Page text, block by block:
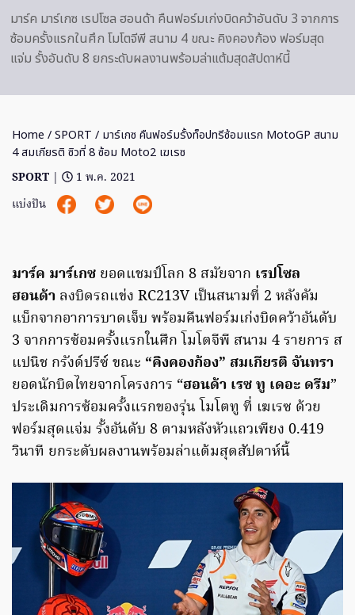
มาร์ค มาร์เกซ เรปโซล ฮอนด้า คืนฟอร์มเก่งบิดคว้าอันดับ 3 จากการ
ซ้อมครั้งแรกในศึก โมโตจีพี สนาม 4 ขณะ คิงคองก้อง ฟอร์มสุด
แจ่ม รั้งอันดับ 8 ยกระดับผลงานพร้อมล่าแต้มสุดสัปดาห์นี้
Home /SPORT / มาร์เกซ คืนฟอร์มรั้งท็อปทรีซ้อมแรก MotoGP สนาม
4 สมเกียรติ ซิวที่ 8 ซ้อม Moto2 เฆเรซ
SPORT |
1 พ.ค. 2021
แบ่งปัน
มาร์ค มาร์เกซ ยอดแชมป์โลก 8 สมัยจาก เรปโซล
ฮอนด้า ลงบิดรถแข่ง RC213V เป็นสนามที่ 2 หลังคัม
แบ็กจากอาการบาดเจ็บ พร้อมคืนฟอร์มเก่งบิดคว้าอันดับ
3 จากการซ้อมครั้งแรกในศึก โมโตจีพี สนาม 4 รายการ ส
แปนิช กรังด์ปรีซ์ ขณะ “คิงคองก้อง” สมเกียรติ จันทรา
ยอดนักบิดไทยจากโครงการ “ฮอนด้า เรซ ทู เดอะ ดรีม”
ประเดิมการซ้อมครั้งแรกของรุ่น โมโตทู ที่ เฆเรซ ด้วย
ฟอร์มสุดแจ่ม รั้งอันดับ 8 ตามหลังหัวแถวเพียง 0.419
วินาที ยกระดับผลงานพร้อมล่าแต้มสุดสัปดาห์นี้